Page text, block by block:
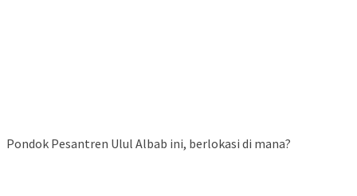
Pondok Pesantren Ulul Albab ini, berlokasi di mana?